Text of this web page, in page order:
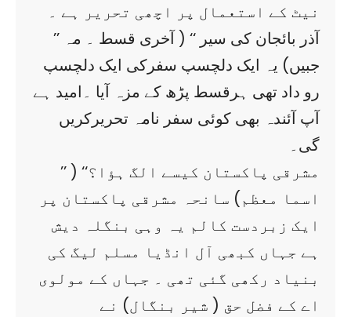
نیٹ کے استعمال پر اچھی تحریر ہے ۔
’’ آذر بائجان کی سیر ‘‘ ( آخری قسط ۔ مہ
جبیں) یہ ایک دلچسپ سفرکی ایک دلچسپ
رو داد تھی ہرقسط پڑھ کے مزہ آیا ۔امید ہے
آپ آئندہ بھی کوئی سفر نامہ تحریرکریں
گی۔
’’ مشرقی پاکستان کیسے الگ ہؤا؟‘‘ (
اسما معظم) سانحہ مشرقی پاکستان پر
ایک زبردست کالم یہ وہی بنگلہ دیش
ہے جہاں کبھی آل انڈیا مسلم لیگ کی
بنیاد رکھی گئی تھی ۔ جہاں کے مولوی
اے کے فضل حق ( شیر بنگال) نے